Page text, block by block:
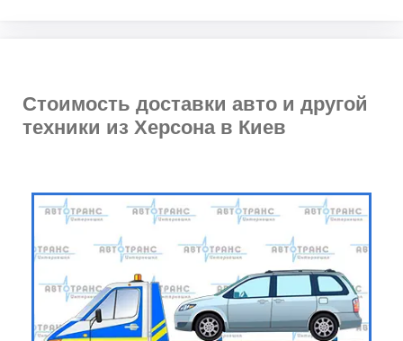
Стоимость доставки авто и другой
техники из Херсона в Киев